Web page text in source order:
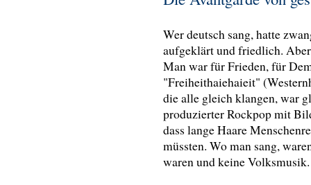
Wer deutsch sang, hatte
aufgeklärt und friedlich.
Man war für Frieden, für
"Freiheithaiehaieit"
die alle gleich klangen, war
produzierter Rockpop mit
dass lange Haare
müssten. Wo man sang,
waren und keine